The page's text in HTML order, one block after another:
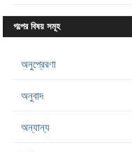
গল্পের বিষয় সমূহ
অনুপ্রেরণা
অনুবাদ
অন্যান্য